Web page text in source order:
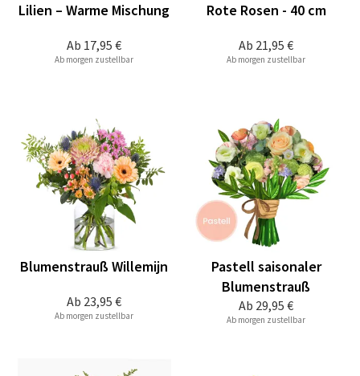
Ab 17,95 €
Lilien – Warme Mischung
Ab morgen zustellbar
Ab 21,95 €
Rote Rosen - 40 cm
Ab morgen zustellbar
Ab 23,95 €
Blumenstrauß Willemijn
Ab morgen zustellbar
Ab 29,95 €
Pastell saisonaler
Blumenstrauß
Ab morgen zustellbar